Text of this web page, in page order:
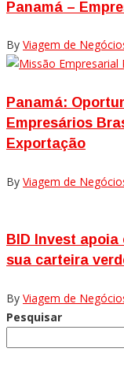
Panamá –
By Viagem de
Panamá:
Empresários
Exportação
By Viagem de
BID Invest
sua carteira
By Viagem de
Pesquisar